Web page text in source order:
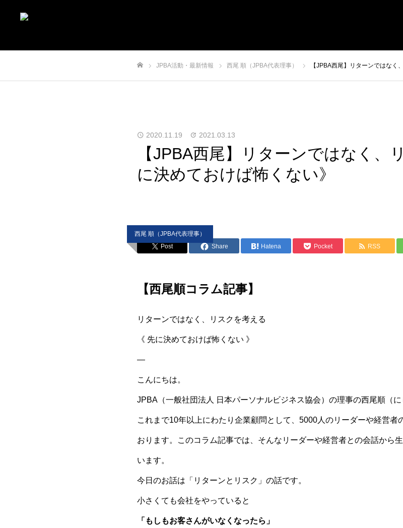
JPBA活動・最新情報 西尾 順（JPBA代表理事） 【JPBA西尾】リターンではなく
2020.11.19 2021.03.13
【JPBA西尾】リターンではなく、
に決めておけば怖くない》
西尾 順（JPBA代表理事）
Post
Share Hatena Pocket RSS
【西尾順コラム記事】
リターンではなく、リスクを考える
《 先に決めておけば怖くない 》
—
こんにちは。
JPBA（一般社団法人 日本パーソナルビジネス協会）の理事の西尾順（に
これまで10年以上にわたり企業顧問として、5000人のリーダーや経営者
おります。このコラム記事では、そんなリーダーや経営者との会話から
います。
今日のお話は「リターンとリスク」の話です。
小さくても会社をやっていると
「もしもお客さんがいなくなったら」